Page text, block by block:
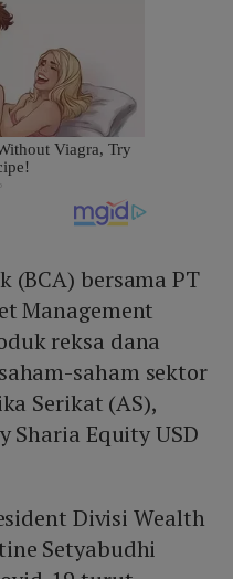
(BCA) bersama PT
Management
reksa dana
saham sektor
Serikat (AS),
Sharia Equity USD
Divisi Wealth
Setyabudhi